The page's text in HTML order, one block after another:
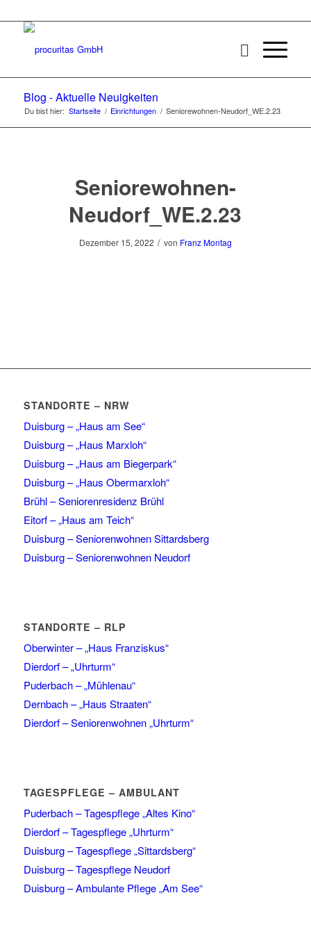
Blog - Aktuelle Neuigkeiten
Du bist hier: Startseite / Einrichtungen / Seniorewohnen-Neudorf_WE.2.23
Seniorewohnen-
Neudorf_WE.2.23
Dezember 15, 2022 / von Franz Montag
STANDORTE – NRW
Duisburg – „Haus am See“
Duisburg – „Haus Marxloh“
Duisburg – „Haus am Biegerpark“
Duisburg – „Haus Obermarxloh“
Brühl – Seniorenresidenz Brühl
Eitorf – „Haus am Teich“
Duisburg – Seniorenwohnen Sittardsberg
Duisburg – Seniorenwohnen Neudorf
STANDORTE – RLP
Oberwinter – „Haus Franziskus“
Dierdorf – „Uhrturm“
Puderbach – „Mühlenau“
Dernbach – „Haus Straaten“
Dierdorf – Seniorenwohnen „Uhrturm“
TAGESPFLEGE – AMBULANT
Puderbach – Tagespflege „Altes Kino“
Dierdorf – Tagespflege „Uhrturm“
Duisburg – Tagespflege „Sittardsberg“
Duisburg – Tagespflege Neudorf
Duisburg – Ambulante Pflege „Am See“